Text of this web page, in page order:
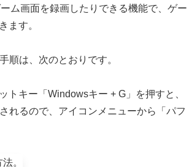
ム画面を録画したりできる機能で、ゲー
ます。
順は、次のとおりです。
トキー「Windowsキー + G」を押すと、
れるので、アイコンメニューから「パフ